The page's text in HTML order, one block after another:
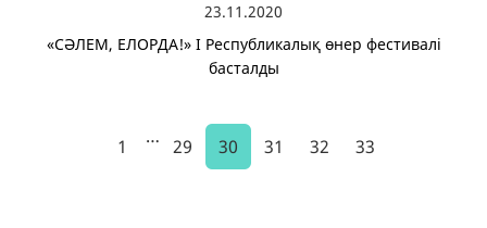
23.11.2020
«СӘЛЕМ, ЕЛОРДА!» І Республикалық өнер фестивалі
басталды
1 … 29 30 31 32 33